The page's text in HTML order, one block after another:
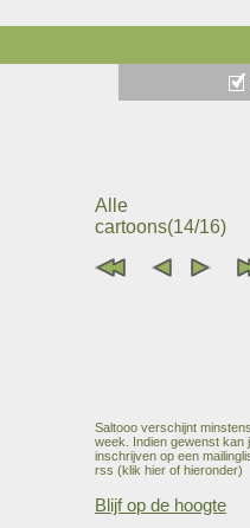
Alle
cartoons(14/16)
Saltooo verschijnt
week. Indien gewenst kan
inschrijven op een
rss (klik hier of hieronder)
Blijf op de hoogte